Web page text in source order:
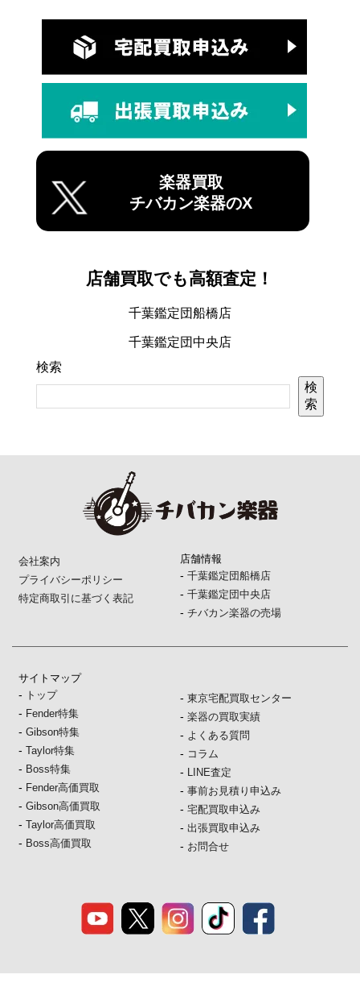
楽器買取
チバカン楽器のX
店舗買取でも高額査定！
千葉鑑定団船橋店
千葉鑑定団中央店
検索
検
索
会社案内
プライバシーポリシー
特定商取引に基づく表記
店舗情報
- 千葉鑑定団船橋店
- 千葉鑑定団中央店
- チバカン楽器の売場
サイトマップ
- トップ
- Fender特集
-Gibson特集
-Taylor特集
- Boss特集
- Fender高価買取
-Gibson高価買取
-Taylor高価買取
- Boss高価買取
- 東京宅配買取センター
- 楽器の買取実績
- よくある質問
- コラム
- LINE査定
- 事前お見積り申込み
- 宅配買取申込み
- 出張買取申込み
- お問合せ